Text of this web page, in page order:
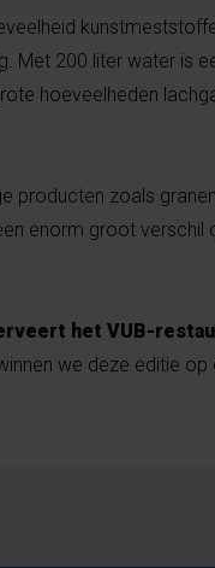
Met 200 liter water is
hoeveelheden
producten zoals
enorm groot
het VUB-
we deze editie op